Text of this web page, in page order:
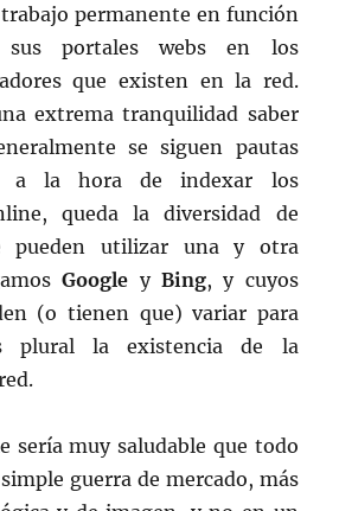
permanente en función
sus portales webs en los
que existen en la red.
extrema tranquilidad saber
se siguen pautas
a la hora de indexar los
queda la diversidad de
pueden utilizar una y otra
Google y Bing, y cuyos
(o tienen que) variar para
plural la existencia de la
sería muy saludable que todo
guerra de mercado, más